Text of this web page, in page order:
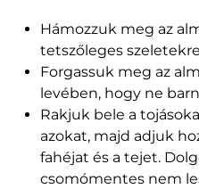
Hámozzuk meg az
tetszőleges
Forgassuk meg az
levében, hogy ne
Rakjuk bele a
azokat, majd adjuk
fahéjat és a tejet.
csomómentes nem